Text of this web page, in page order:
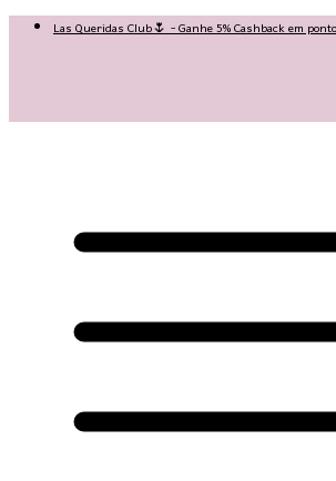
Las Queridas Club🌷 - Ganhe 5% Cashback em